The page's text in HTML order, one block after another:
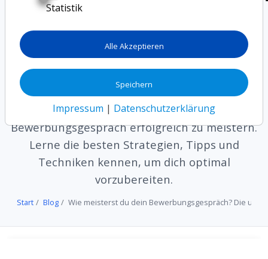
Anleitung für
Einsteiger!
Dieser umfassende Guide hilft dir, dein
Bewerbungsgespräch erfolgreich zu meistern.
Lerne die besten Strategien, Tipps und
Techniken kennen, um dich optimal
vorzubereiten.
Start Blog Wie meisterst du dein Bewerbungsgespräch? Die
Statistik
Alle Akzeptieren
Speichern
Impressum | Datenschutzerklärung